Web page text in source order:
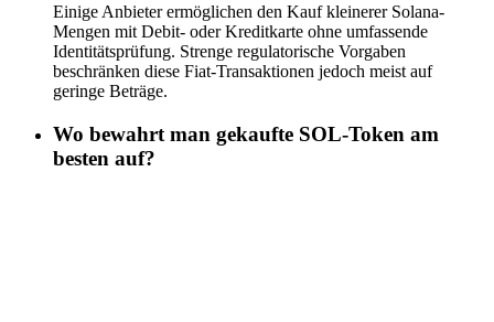
Einige Anbieter ermöglichen den Kauf kleinerer Solana-
Mengen mit Debit- oder Kreditkarte ohne umfassende
Identitätsprüfung. Strenge regulatorische Vorgaben
beschränken diese Fiat-Transaktionen jedoch meist auf
geringe Beträge.
Wo bewahrt man gekaufte SOL-Token am
besten auf?